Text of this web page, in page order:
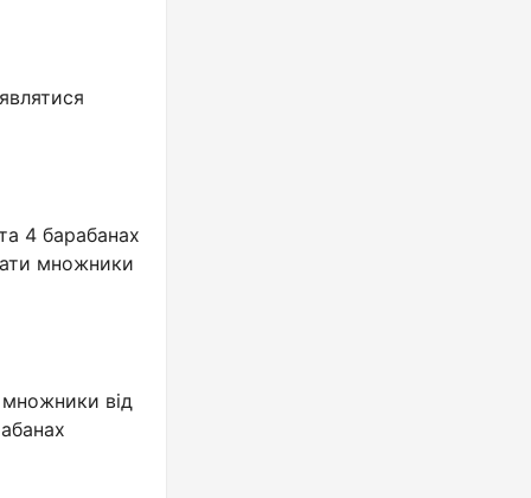
4 барабанах
множники
множники від